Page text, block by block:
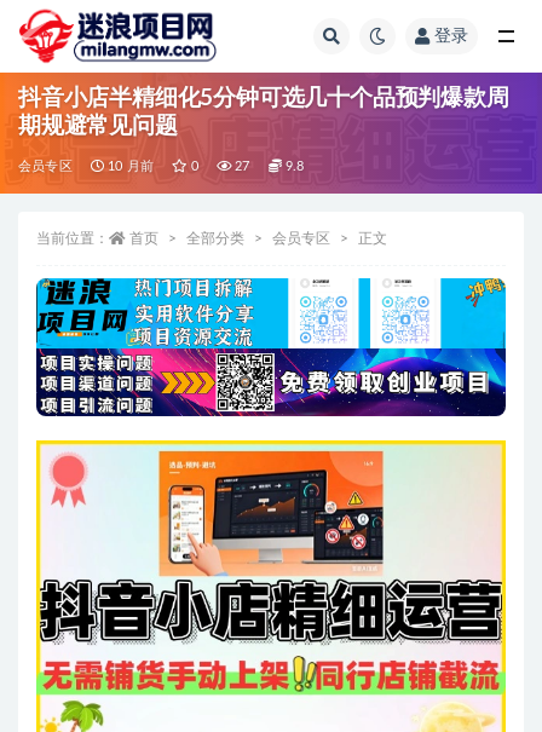
登录
抖音小店半精细化5分钟可选几十个品预判爆款周
期规避常见问题
会员专区 10 月前 0 27 9.8
当前位置： 首页 全部分类 会员专区 正文
全部